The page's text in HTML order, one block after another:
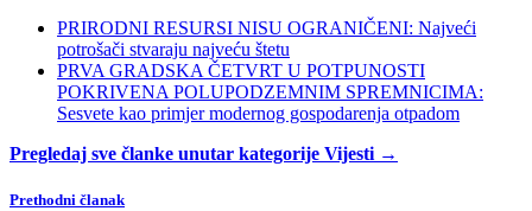
PRIRODNI RESURSI NISU OGRANIČENI: Najveći
potrošači stvaraju najveću štetu
PRVA GRADSKA ČETVRT U POTPUNOSTI
POKRIVENA POLUPODZEMNIM SPREMNICIMA:
Sesvete kao primjer modernog gospodarenja otpadom
Pregledaj sve članke unutar kategorije Vijesti →
Prethodni članak